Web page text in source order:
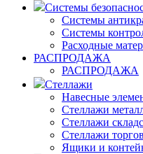
Системы
Системы
Системы
Расходные
РАСПРОДАЖА
РАСПРОДАЖА
Стеллажи
Навесные
Стеллажи
Стеллажи
Стеллажи
Ящики и